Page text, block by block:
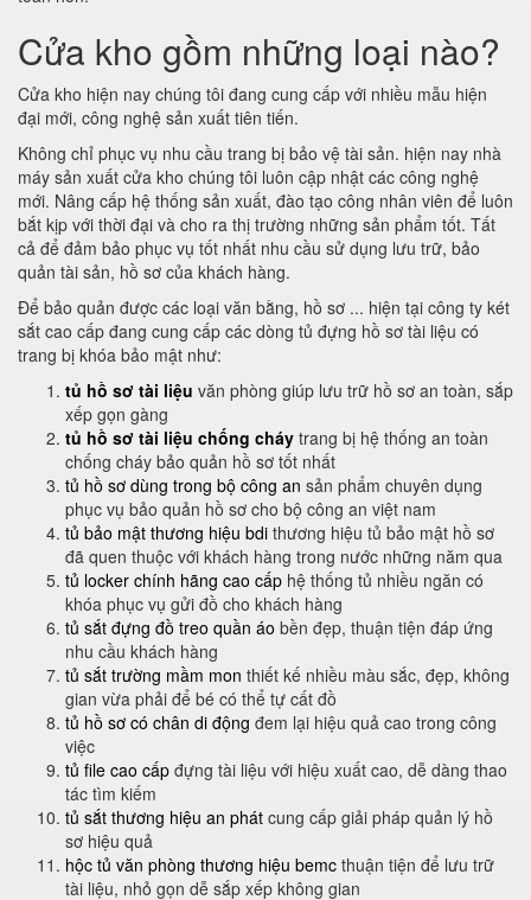
Cửa kho gồm những loại nào?
Cửa kho hiện nay chúng tôi đang cung cấp với nhiều mẫu hiện
đại mới, công nghệ sản xuất tiên tiến.
Không chỉ phục vụ nhu cầu trang bị bảo vệ tài sản. hiện nay nhà
máy sản xuất cửa kho chúng tôi luôn cập nhật các công nghệ
mới. Nâng cấp hệ thống sản xuất, đào tạo công nhân viên để luôn
bắt kịp với thời đại và cho ra thị trường những sản phẩm tốt. Tất
cả để đảm bảo phục vụ tốt nhất nhu cầu sử dụng lưu trữ, bảo
quản tài sản, hồ sơ của khách hàng.
Để bảo quản được các loại văn bằng, hồ sơ ... hiện tại công ty két
sắt cao cấp đang cung cấp các dòng tủ đựng hồ sơ tài liệu có
trang bị khóa bảo mật như:
tủ hồ sơ tài liệu văn phòng giúp lưu trữ hồ sơ an toàn, sắp
xếp gọn gàng
tủ hồ sơ tài liệu chống cháy trang bị hệ thống an toàn
chống cháy bảo quản hồ sơ tốt nhất
tủ hồ sơ dùng trong bộ công an sản phẩm chuyên dụng
phục vụ bảo quản hồ sơ cho bộ công an việt nam
tủ bảo mật thương hiệu bdi thương hiệu tủ bảo mật hồ sơ
đã quen thuộc với khách hàng trong nước những năm qua
tủ locker chính hãng cao cấp hệ thống tủ nhiều ngăn có
khóa phục vụ gửi đồ cho khách hàng
tủ sắt đựng đồ treo quần áo bền đẹp, thuận tiện đáp ứng
nhu cầu khách hàng
tủ sắt trường mầm mon thiết kế nhiều màu sắc, đẹp, không
gian vừa phải để bé có thể tự cất đồ
tủ hồ sơ có chân di động đem lại hiệu quả cao trong công
việc
tủ file cao cấp đựng tài liệu với hiệu xuất cao, dễ dàng thao
tác tìm kiếm
tủ sắt thương hiệu an phát cung cấp giải pháp quản lý hồ
sơ hiệu quả
hộc tủ văn phòng thương hiệu bemc thuận tiện để lưu trữ
tài liệu, nhỏ gọn dễ sắp xếp không gian